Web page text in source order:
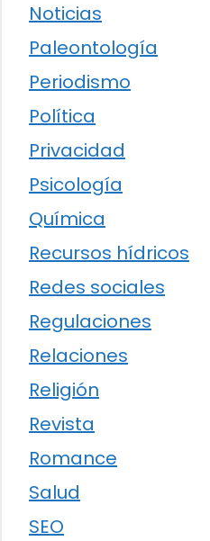
Noticias
Paleontología
Periodismo
Política
Privacidad
Psicología
Química
Recursos hídricos
Redes sociales
Regulaciones
Relaciones
Religión
Revista
Romance
Salud
SEO